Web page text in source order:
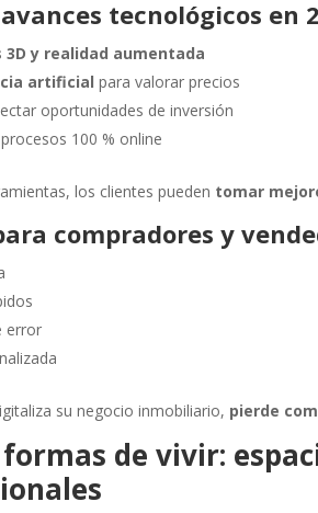
tecnológicos en
y realidad aumentada
artificial para valorar precios
oportunidades de inversión
100 % online
los clientes pueden tomar
compradores y
error
su negocio inmobiliario, pierde
de vivir: